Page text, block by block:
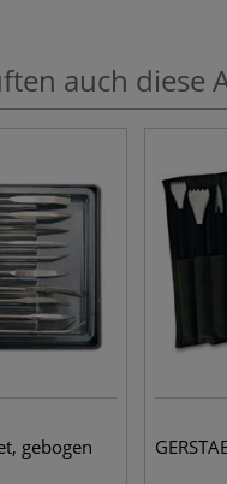
auch diese
gebogen